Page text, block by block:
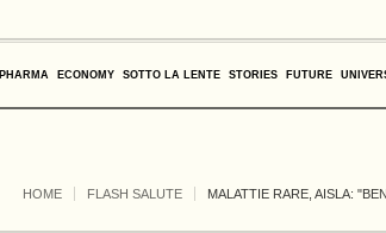
PHARMA ECONOMY SOTTO LA LENTE STORIES FUTURE
HOME FLASH SALUTE MALATTIE RARE, AISLA: